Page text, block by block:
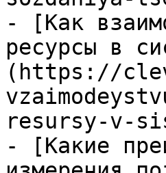
- [Как
ресурсы в
(https://
resursy-v-
- [Какие